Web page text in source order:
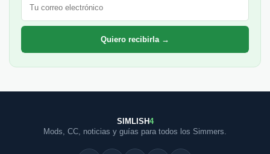
Quiero recibirla →
SIMLISH4
Mods, CC, noticias y guías para todos los Simmers.